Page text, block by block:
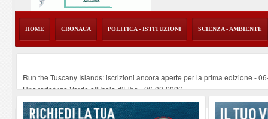
HOME CRONACA POLITICA - ISTITUZIONI SCIENZA - AMBIENTE
Run the Tuscany Islands: iscrizioni ancora aperte per la prima edizione -
Una tartaruga Verde all’Isola d’Elba-06-08-2026
Furgone in fiamme a Capoliveri, illeso il conducente-06-08-2026
Campo: chiusura della biblioteca comunale in occasione del Santo Patrono